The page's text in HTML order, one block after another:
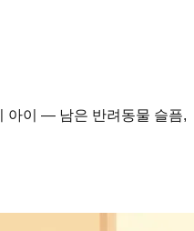
아이 — 남은 반려동물 슬픔,